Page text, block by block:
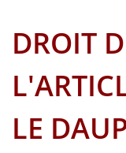
DROIT
LE